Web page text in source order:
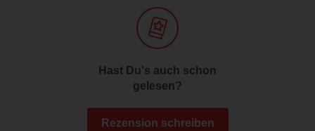
Hast Du's auch schon
gelesen?
Rezension schreiben